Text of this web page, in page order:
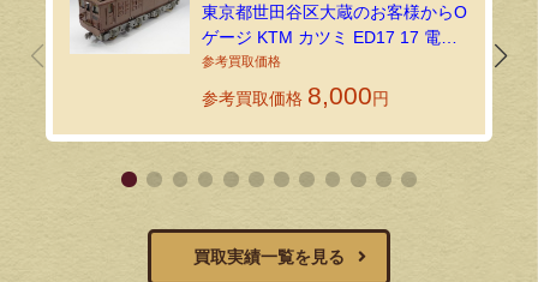
東京都世田谷区大蔵のお客様からO
ゲージ KTM カツミ ED17 17 電気
機関車 鉄道模型を宅配買取
参考買取価格 8,000円
買取実績一覧を見る